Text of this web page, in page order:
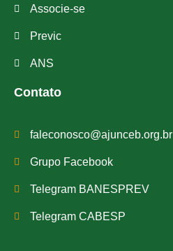
Associe-se
Previc
ANS
Contato
faleconosco@ajunceb.org.br
Grupo Facebook
Telegram BANESPREV
Telegram CABESP